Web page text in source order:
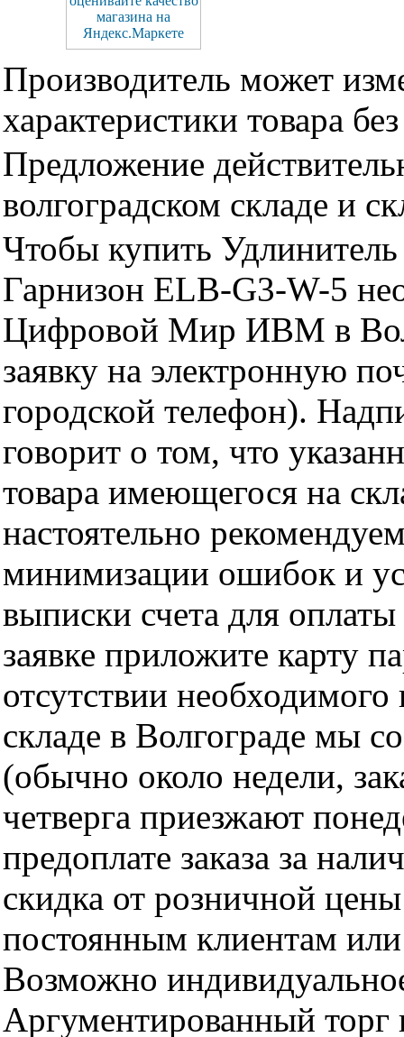
Производитель может
характеристики товара
Предложение
волгоградском складе и
Чтобы купить
Гарнизон ELB-G3-W-5
Цифровой Мир ИВМ в
заявку на электронную
городской телефон).
говорит о том, что
товара имеющегося на
настоятельно
минимизации ошибок и
выписки счета для
заявке приложите карту
отсутствии
складе в Волгограде мы
(обычно около недели,
четверга приезжают
предоплате заказа за
скидка от розничной
постоянным клиентам
Возможно
Аргументированный торг